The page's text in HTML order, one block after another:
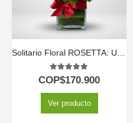
5.00out of 5
COP$170.900
Ver producto